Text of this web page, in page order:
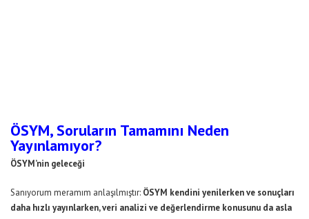
ÖSYM, Soruların Tamamını Neden
Yayınlamıyor?
ÖSYM’nin geleceği
Sanıyorum meramım anlaşılmıştır: ÖSYM kendini yenilerken ve sonuçları
daha hızlı yayınlarken, veri analizi ve değerlendirme konusunu da asla